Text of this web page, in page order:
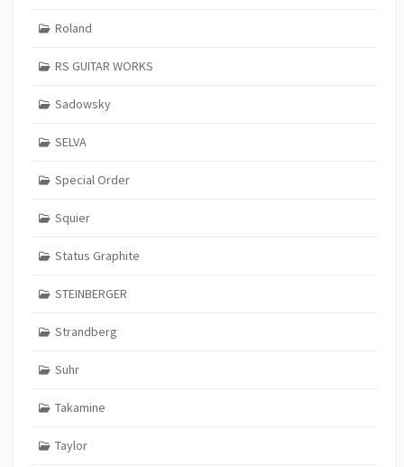
Roland
RS GUITAR WORKS
Sadowsky
SELVA
Special Order
Squier
Status Graphite
STEINBERGER
Strandberg
Suhr
Takamine
Taylor